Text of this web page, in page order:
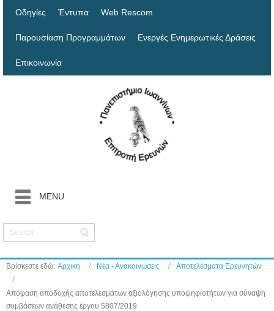
Οδηγίες Έντυπα Web Rescom
Παρουσίαση Προγραμμάτων Ενεργές Ενημερωτικές Δράσεις
Επικοινωνία
MENU
Βρίσκεστε εδώ: Αρχική Νέα - Ανακοινώσεις Αποτελέσματα Ερευνητών
Απόφαση αποδοχής αποτελεσμάτων αξιολόγησης υποψηφιοτήτων για σύναψη
συμβάσεων ανάθεσης έργου 5807/2019